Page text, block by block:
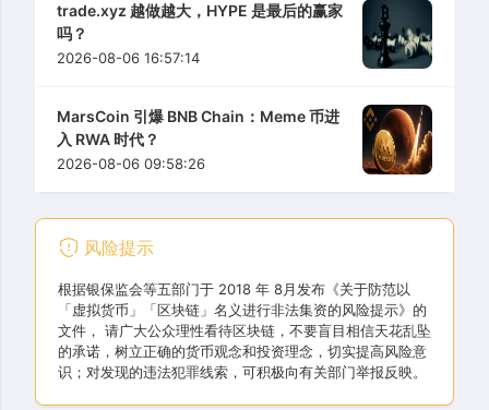
trade.xyz 越做越大，HYPE 是最后的赢家
吗？
2026-08-06 16:57:14
MarsCoin 引爆 BNB Chain：Meme 币进
入 RWA 时代？
2026-08-06 09:58:26
风险提示
根据银保监会等五部门于 2018 年 8月发布《关于防范以
「虚拟货币」「区块链」名义进行非法集资的风险提示》的
文件， 请广大公众理性看待区块链，不要盲目相信天花乱坠
的承诺，树立正确的货币观念和投资理念，切实提高风险意
识；对发现的违法犯罪线索，可积极向有关部门举报反映。